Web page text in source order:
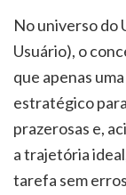
No universo do
Usuário), o
que apenas
estratégico
prazerosas e,
a trajetória
tarefa sem